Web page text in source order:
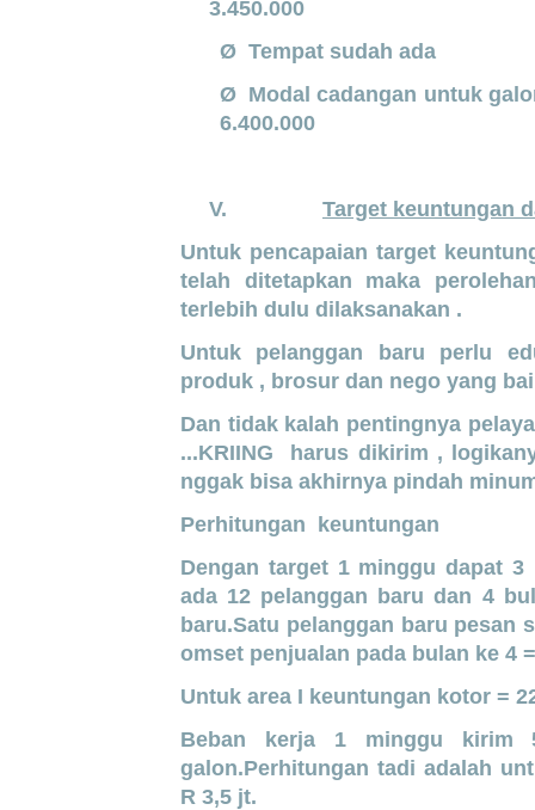
3.450.000
Ø Tempat sudah ada
Ø Modal cadangan
6.400.000
V. Target keuntungan
Untuk pencapaian target
telah ditetapkan maka
terlebih dulu dilaksanakan .
Untuk pelanggan baru perlu
produk , brosur dan nego yang
Dan tidak kalah pentingnya
...KRIING harus dikirim ,
nggak bisa akhirnya pindah
Perhitungan keuntungan
Dengan target 1 minggu dapat
ada 12 pelanggan baru dan 4
baru.Satu pelanggan baru pesan
omset penjualan pada bulan ke 4
Untuk area I keuntungan kotor =
Beban kerja 1 minggu
galon.Perhitungan tadi adalah
R 3,5 jt.